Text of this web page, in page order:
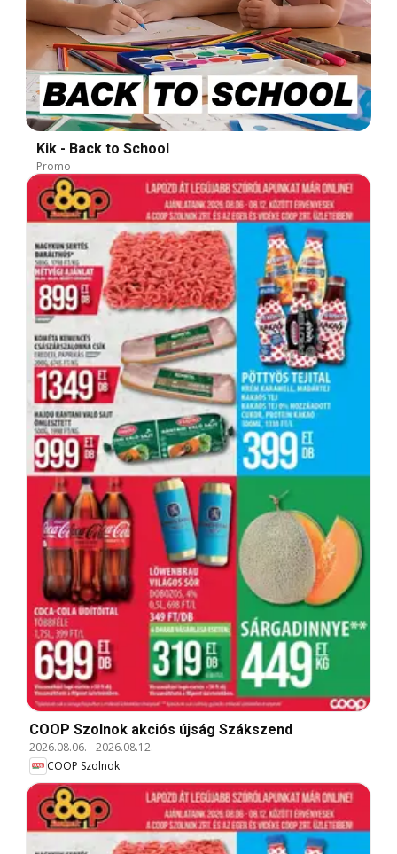
Kik - Back to School
Promo
COOP Szolnok akciós újság Szákszend
2026.08.06. -2026.08.12.
COOP Szolnok